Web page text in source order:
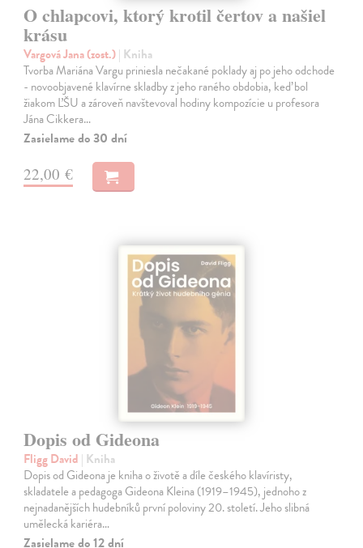
O chlapcovi, ktorý krotil čertov a našiel
krásu
Vargová Jana (zost.)| Kniha
Tvorba Mariána Vargu priniesla nečakané poklady aj po jeho odchode
- novoobjavené klavírne skladby z jeho raného obdobia, keď bol
žiakom ĽŠU a zároveň navštevoval hodiny kompozície u profesora
Jána Cikkera…
Zasielame do 30 dní
22,00 €
Dopis od Gideona
Fligg David | Kniha
Dopis od Gideona je kniha o životě a díle českého klavíristy,
skladatele a pedagoga Gideona Kleina (1919–1945), jednoho z
nejnadanějších hudebníků první poloviny 20. století. Jeho slibná
umělecká kariéra…
Zasielame do 12 dní